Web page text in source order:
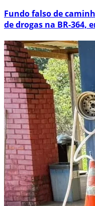
Fundo falso de
de drogas na BR-364,